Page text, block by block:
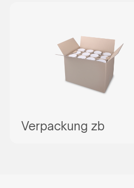
Verpackung zb